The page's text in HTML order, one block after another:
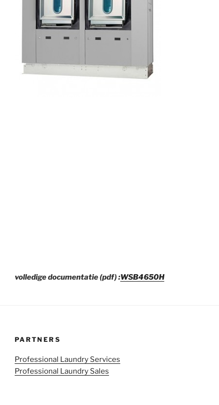
volledige documentatie (pdf) :WSB4650H
PARTNERS
Professional Laundry Services
Professional Laundry Sales